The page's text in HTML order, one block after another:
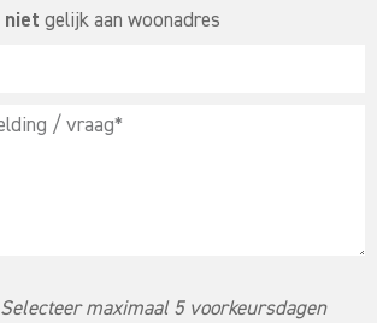
niet gelijk aan woonadres
Selecteer maximaal 5 voorkeursdagen